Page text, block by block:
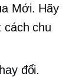
Mới. Hãy
cách chu
đổi.